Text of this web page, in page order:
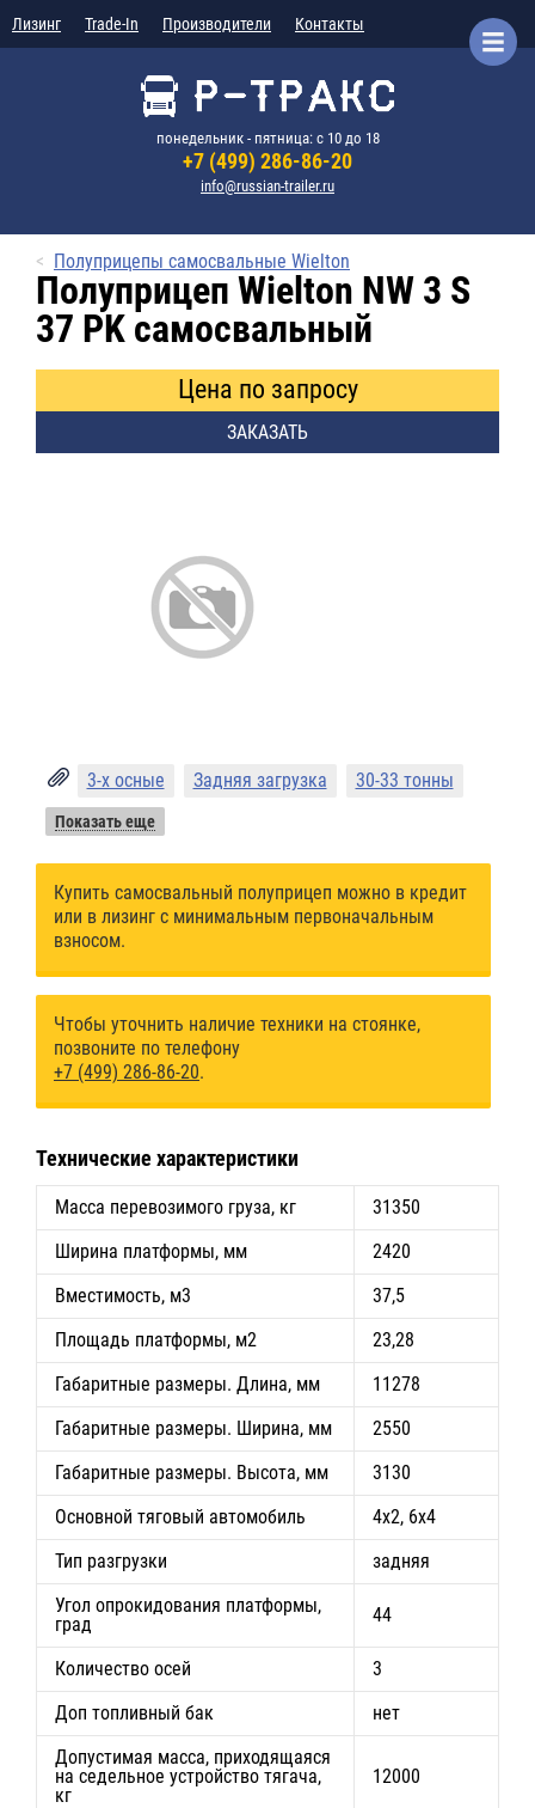
Лизинг Trade-In Производители Контакты
понедельник - пятница: с 10 до 18
+7 (499) 286-86-20
info@russian-trailer.ru
Полуприцепы самосвальные Wielton
Полуприцеп Wielton NW 3 S
37 PK самосвальный
Цена по запросу
ЗАКАЗАТЬ
3-х осные Задняя загрузка 30-33 тонны
Показать еще
Купить самосвальный полуприцеп можно в кредит
или в лизинг с минимальным первоначальным
взносом.
Чтобы уточнить наличие техники на стоянке,
позвоните по телефону
+7 (499) 286-86-20.
Технические характеристики
Масса перевозимого груза, кг
31350
Ширина платформы, мм
2420
Вместимость, м3
37,5
Площадь платформы, м2
23,28
Габаритные размеры. Длина, мм
11278
Габаритные размеры. Ширина, мм
2550
Габаритные размеры. Высота, мм
3130
Основной тяговый автомобиль
4х2, 6х4
Тип разгрузки
задняя
Угол опрокидования платформы,
град
44
Количество осей
3
Доп топливный бак
нет
Допустимая масса, приходящаяся
на седельное устройство тягача,
кг
12000